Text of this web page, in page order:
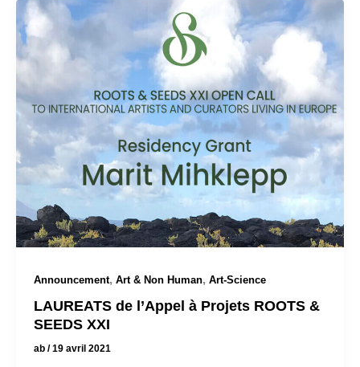
Announcement, Art & Non Human, Art-Science
LAUREATS de l’Appel à Projets ROOTS &
SEEDS XXI
ab /19 avril 2021